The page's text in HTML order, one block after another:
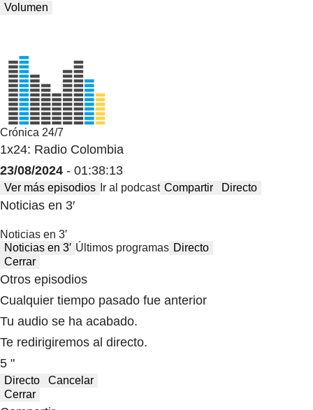
Volumen
Crónica 24/7
1x24: Radio Colombia
23/08/2024 - 01:38:13
Ver más episodios Ir al podcast Compartir Directo
Noticias en 3′
Noticias en 3′
Noticias en 3′ Últimos programas Directo
Cerrar
Otros episodios
Cualquier tiempo pasado fue anterior
Tu audio se ha acabado.
Te redirigiremos al directo.
5 "
Directo
Cancelar
Cerrar